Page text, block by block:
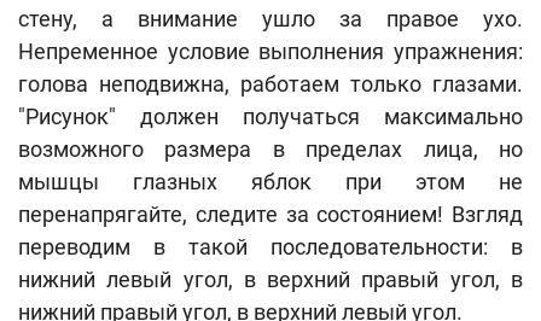
стену, а внимание ушло за правое ухо.
Непременное условие выполнения упражнения:
голова неподвижна, работаем только глазами.
"Рисунок" должен получаться максимально
возможного размера в пределах лица, но
мышцы глазных яблок при этом не
перенапрягайте, следите за состоянием! Взгляд
переводим в такой последовательности: в
нижний левый угол, в верхний правый угол, в
нижний правый угол, в верхний левый угол.